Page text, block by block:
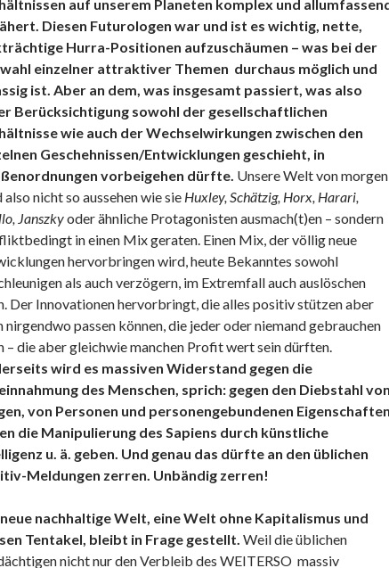
auf unserem Planeten komplex und
Diesen Futurologen war und ist es wichtig, nette,
Hurra-Positionen aufzuschäumen – was bei der
einzelner attraktiver Themen durchaus möglich und
ist. Aber an dem, was insgesamt passiert, was also
Berücksichtigung sowohl der gesellschaftlichen
wie auch der Wechselwirkungen zwischen den
Geschehnissen/Entwicklungen geschieht, in
vorbeigehen dürfte. Unsere Welt von morgen
nicht so aussehen wie sie Huxley, Schätzig, Horx, Harari,
Janszkyoder ähnliche Protagonisten ausmach(t)en – sondern
in einen Mix geraten. Einen Mix, der völlig neue
hervorbringen wird, heute Bekanntes sowohl
als auch verzögern, im Extremfall auch auslöschen
Der Innovationen hervorbringt, die alles positiv stützen aber
nirgendwo passen können, die jeder oder niemand gebrauchen
– die aber gleichwie manchen Profit wert sein dürften.
wird es massiven Widerstand gegen die
des Menschen, sprich: gegen den Diebstahl von
von Personen und personengebundenen
die Manipulierung des Sapiens durch künstliche
u. ä. geben. Und genau das dürfte an den üblichen
Meldungen zerren. Unbändig zerren!
nachhaltige Welt, eine Welt ohne Kapitalismus und
Tentakel, bleibt in Frage gestellt. Weil die üblichen
nicht nur den Verbleib des WEITERSO massiv